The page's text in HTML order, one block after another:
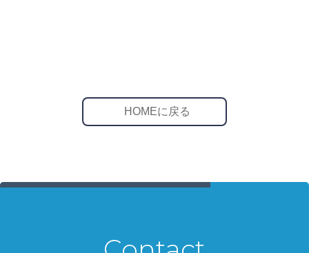
HOMEに戻る